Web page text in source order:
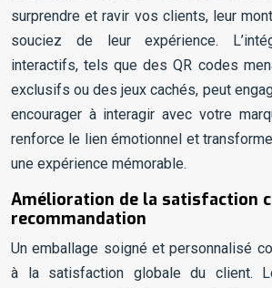
surprendre et ravir vos clients, leur
souciez de leur expérience.
interactifs, tels que des QR codes
exclusifs ou des jeux cachés, peut
encourager à interagir avec votre
renforce le lien émotionnel et
une expérience mémorable.
Amélioration de la satisfaction
recommandation
Un emballage soigné et personnalisé
à la satisfaction globale du client.